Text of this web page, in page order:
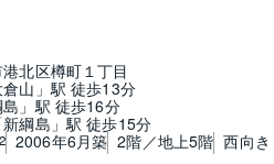
北区樽町１丁目
山」駅 徒歩13分
」駅 徒歩16分
綱島」駅 徒歩15分
2 2006年6月築 2階／地上5階 西向き